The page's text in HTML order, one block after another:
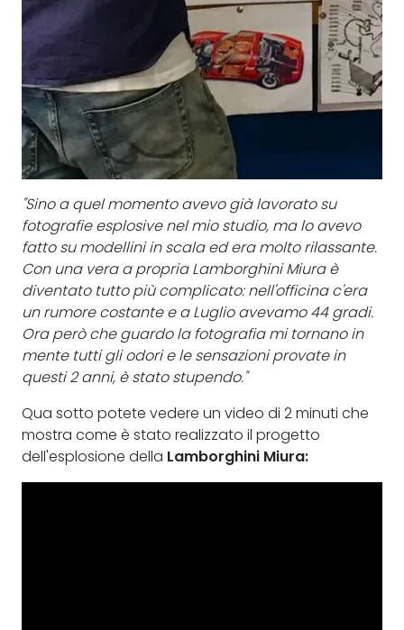
"Sino a quel momento avevo già lavorato su
fotografie esplosive nel mio studio, ma lo avevo
fatto su modellini in scala ed era molto rilassante.
Con una vera a propria Lamborghini Miura è
diventato tutto più complicato: nell'officina c'era
un rumore costante e a Luglio avevamo 44 gradi.
Ora però che guardo la fotografia mi tornano in
mente tutti gli odori e le sensazioni provate in
questi 2 anni, è stato stupendo."
Qua sotto potete vedere un video di 2 minuti che
mostra come è stato realizzato il progetto
dell'esplosione della Lamborghini Miura: